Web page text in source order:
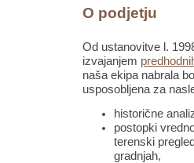
O podjetju
Od ustanovitve l.
izvajanjem
naša ekipa nabrala
usposobljena za
historične
postopki
terenski
gradnjah,